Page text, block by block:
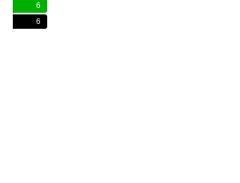
6
6